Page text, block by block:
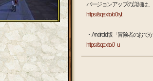
バージョンアップの詳細は
https://sqex.to/b0ryt
・Android版「冒険者のお
https://sqex.to/J_u